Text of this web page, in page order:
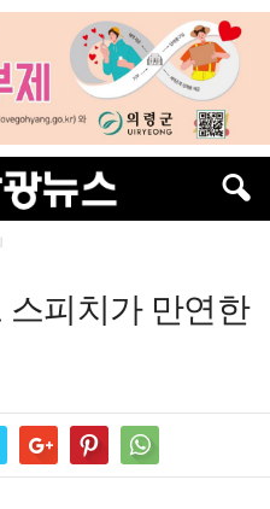
피치가 만연한